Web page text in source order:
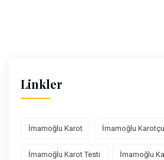
Linkler
İmamoğlu Karot İmamoğlu Karotçu
İmamoğlu Karot Testi İmamoğlu